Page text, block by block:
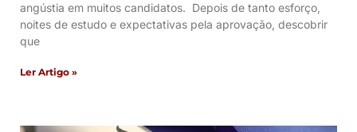
angústia em muitos candidatos. Depois de tanto esforço,
noites de estudo e expectativas pela aprovação, descobrir
que
Ler Artigo »